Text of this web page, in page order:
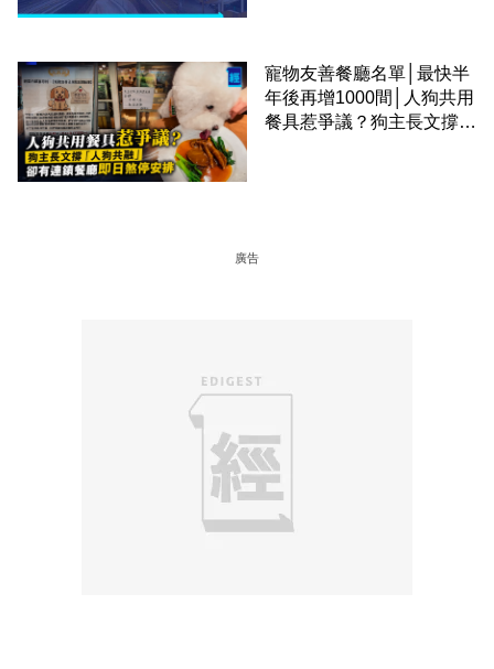
寵物友善餐廳名單│最快半
年後再增1000間│人狗共用
餐具惹爭議？狗主長文撐
廣告